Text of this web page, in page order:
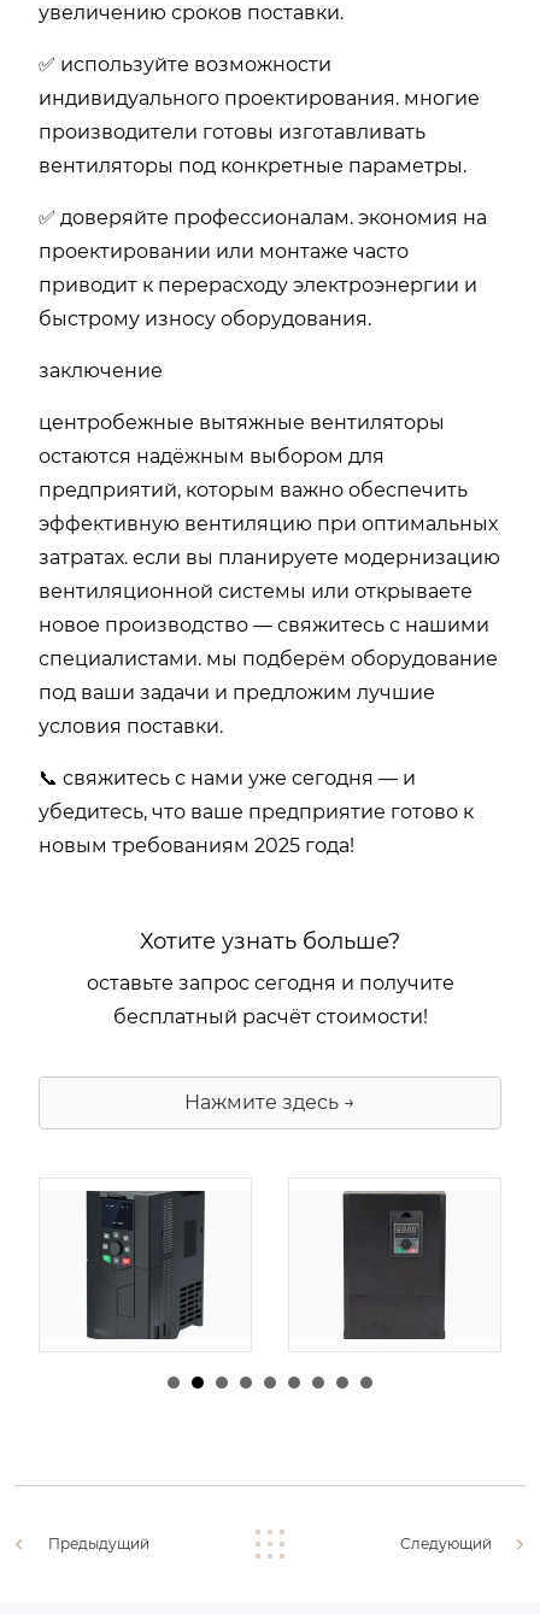
увеличению сроков поставки.
✅ используйте возможности
индивидуального проектирования. многие
производители готовы изготавливать
вентиляторы под конкретные параметры.
✅ доверяйте профессионалам. экономия на
проектировании или монтаже часто
приводит к перерасходу электроэнергии и
быстрому износу оборудования.
заключение
центробежные вытяжные вентиляторы
остаются надёжным выбором для
предприятий, которым важно обеспечить
эффективную вентиляцию при оптимальных
затратах. если вы планируете модернизацию
вентиляционной системы или открываете
новое производство — свяжитесь с нашими
специалистами. мы подберём оборудование
под ваши задачи и предложим лучшие
условия поставки.
📞 свяжитесь с нами уже сегодня — и
убедитесь, что ваше предприятие готово к
новым требованиям 2025 года!
Хотите узнать больше?
оставьте запрос сегодня и получите
бесплатный расчёт стоимости!
Нажмите здесь →
由admin |30 1 月,
由admin |29 1 月,
Предыдущий Следующий